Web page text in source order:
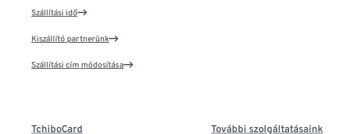
Szállítási idő
Kiszállító partnerünk
Szállítási cím módosítása
TchiboCard További szolgáltatásaink